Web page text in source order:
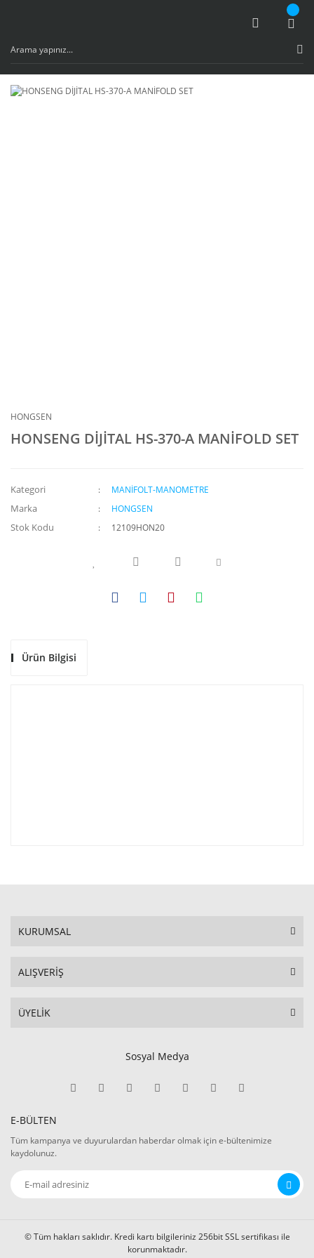
HONGSEN
HONSENG DİJİTAL HS-370-A MANİFOLD SET
Kategori MANİFOLT-MANOMETRE
Marka HONGSEN
Stok Kodu 12109HON20
Ürün Bilgisi
KURUMSAL
ALIŞVERİŞ
ÜYELİK
Sosyal Medya
E-BÜLTEN
Tüm kampanya ve duyurulardan haberdar olmak için e-bültenimize
kaydolunuz.
© Tüm hakları saklıdır. Kredi kartı bilgileriniz 256bit SSL sertifikası ile
korunmaktadır.